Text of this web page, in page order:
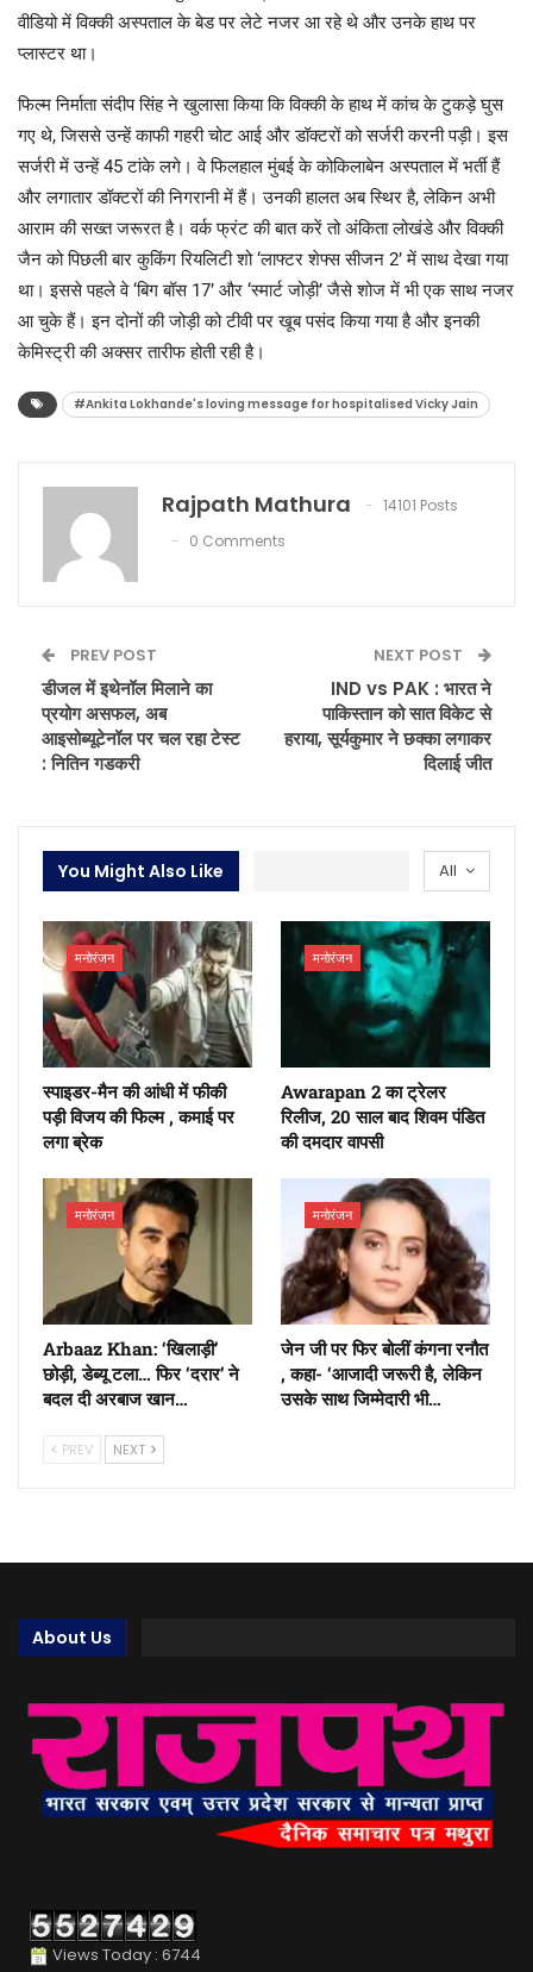
वीडियो में विक्की अस्पताल के बेड पर लेटे नजर आ रहे थे और उनके हाथ पर
प्लास्टर था।
फिल्म निर्माता संदीप सिंह ने खुलासा किया कि विक्की के हाथ में कांच के टुकड़े घुस
गए थे, जिससे उन्हें काफी गहरी चोट आई और डॉक्टरों को सर्जरी करनी पड़ी। इस
सर्जरी में उन्हें 45 टांके लगे। वे फिलहाल मुंबई के कोकिलाबेन अस्पताल में भर्ती हैं
और लगातार डॉक्टरों की निगरानी में हैं। उनकी हालत अब स्थिर है, लेकिन अभी
आराम की सख्त जरूरत है। वर्क फ्रंट की बात करें तो अंकिता लोखंडे और विक्की
जैन को पिछली बार कुकिंग रियलिटी शो ‘लाफ्टर शेफ्स सीजन 2’ में साथ देखा गया
था। इससे पहले वे ‘बिग बॉस 17’ और ‘स्मार्ट जोड़ी’ जैसे शोज में भी एक साथ नजर
आ चुके हैं। इन दोनों की जोड़ी को टीवी पर खूब पसंद किया गया है और इनकी
केमिस्ट्री की अक्सर तारीफ होती रही है।
#Ankita Lokhande's loving message for hospitalised Vicky Jain
Rajpath Mathura
14101 Posts
0 Comments
PREV POST
डीजल में इथेनॉल मिलाने का
प्रयोग असफल, अब
आइसोब्यूटेनॉल पर चल रहा टेस्ट
: नितिन गडकरी
NEXT POST
IND vs PAK : भारत ने
पाकिस्तान को सात विकेट से
हराया, सूर्यकुमार ने छक्का लगाकर
दिलाई जीत
All
You Might Also Like
मनोरंजन
स्पाइडर-मैन की आंधी में फीकी
पड़ी विजय की फिल्म , कमाई पर
लगा ब्रेक
मनोरंजन
Awarapan 2 का ट्रेलर
रिलीज, 20 साल बाद शिवम पंडित
की दमदार वापसी
मनोरंजन
Arbaaz Khan: ‘खिलाड़ी’
छोड़ी, डेब्यू टला… फिर ‘दरार’ ने
बदल दी अरबाज खान…
मनोरंजन
जेन जी पर फिर बोलीं कंगना रनौत
, कहा- ‘आजादी जरूरी है, लेकिन
उसके साथ जिम्मेदारी भी…
PREV NEXT
About Us
Views Today : 6744